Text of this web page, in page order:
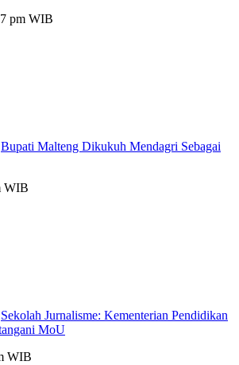
pm WIB
Bupati Malteng Dikukuh Mendagri Sebagai
WIB
Sekolah Jurnalisme: Kementerian Pendidikan
MoU
WIB